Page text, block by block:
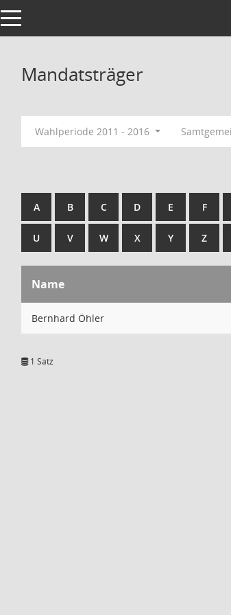
Toggle navigation
Mandatsträger
Wahlperiode 2011 - 2016
A B C D E F
U V W X Y Z
Name
Bernhard Öhler
1 Satz